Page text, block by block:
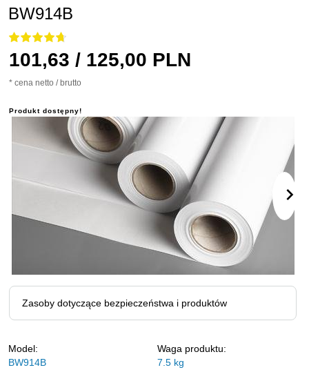
BW914B
101,63 / 125,00 PLN
* cena netto / brutto
Produkt dostępny!
Zasoby dotyczące bezpieczeństwa i produktów
Model:
BW914B
Waga produktu:
7.5 kg